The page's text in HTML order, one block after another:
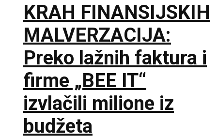
KRAH FINANSIJSKIH
MALVERZACIJA:
Preko lažnih faktura i
firme „BEE IT“
izvlačili milione iz
budžeta